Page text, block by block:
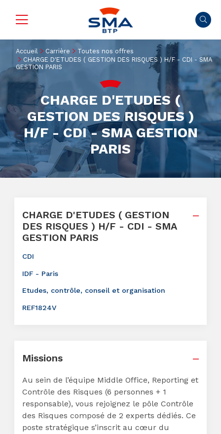
Accueil Carrière
Toutes nos offres
CHARGE D'ETUDES ( GESTION DES RISQUES ) H/F - CDI - SMA
GESTION PARIS
CHARGE D'ETUDES (
GESTION DES RISQUES )
H/F - CDI - SMA GESTION
PARIS
CHARGE D'ETUDES ( GESTION
DES RISQUES ) H/F - CDI - SMA
GESTION PARIS
CDI
IDF - Paris
Etudes, contrôle, conseil et organisation
REF1824V
Missions
Au sein de l’équipe Middle Office, Reporting et
Contrôle des Risques (6 personnes + 1
responsable), vous rejoignez le pôle Contrôle
des Risques composé de 2 experts dédiés. Ce
poste stratégique s’inscrit au cœur du